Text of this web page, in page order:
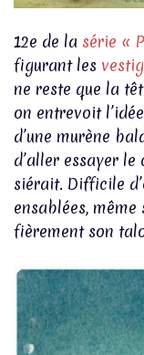
12e de la série «
figurant les
ne reste que la
on entrevoit
d’une murène
d’aller essayer
siérait. Difficile
ensablées,
fièrement son